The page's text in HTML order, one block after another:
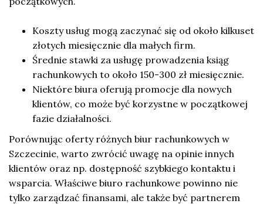
Koszty usług mogą zaczynać się od około kilkuset
złotych miesięcznie dla małych firm.
Średnie stawki za usługę prowadzenia ksiąg
rachunkowych to około 150-300 zł miesięcznie.
Niektóre biura oferują promocje dla nowych
klientów, co może być korzystne w początkowej
fazie działalności.
Porównując oferty różnych biur rachunkowych w
Szczecinie, warto zwrócić uwagę na opinie innych
klientów oraz np. dostępność szybkiego kontaktu i
wsparcia. Właściwe biuro rachunkowe powinno nie
tylko zarządzać finansami, ale także być partnerem